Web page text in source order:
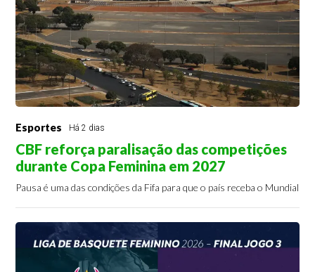
Esportes Há 2 dias
CBF reforça paralisação das competições
durante Copa Feminina em 2027
Pausa é uma das condições da Fifa para que o país receba o Mundial